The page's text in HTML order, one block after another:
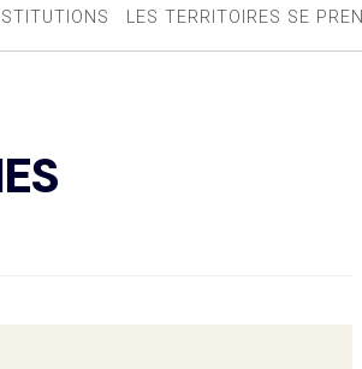
LES TERRITOIRES SE